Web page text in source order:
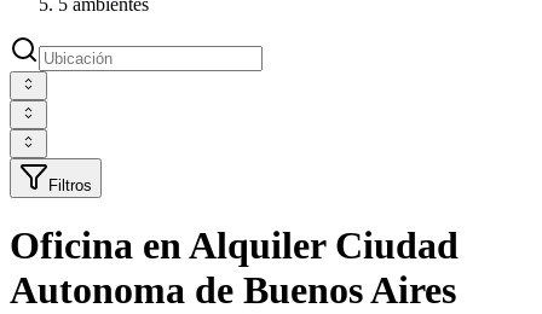
5 ambientes
Filtros
Oficina en Alquiler Ciudad
Autonoma de Buenos Aires